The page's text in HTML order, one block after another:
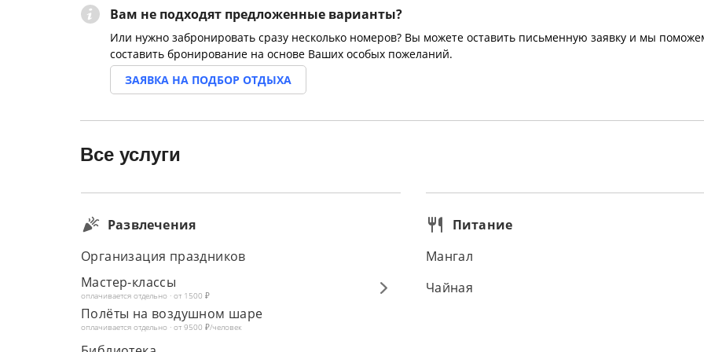
Вам не подходят предложенные варианты?
Или нужно забронировать сразу несколько номеров? Вы можете оставить письменную заявку и мы
составить бронирование на основе Ваших особых пожеланий.
ЗАЯВКА НА ПОДБОР ОТДЫХА
Все услуги
Развлечения
Организация праздников
Мастер-классы
оплачивается отдельно · от 1500 ₽
Полёты на воздушном шаре
оплачивается отдельно · от 9500 ₽/человек
Питание
Мангал
Чайная